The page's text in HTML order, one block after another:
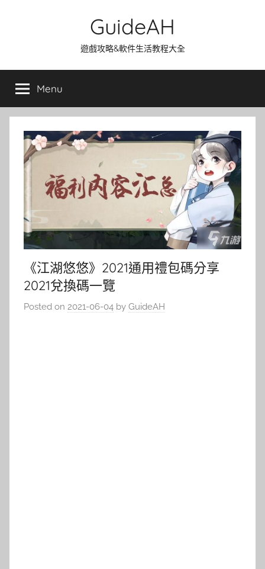
GuideAH
遊戲攻略&軟件生活教程大全
Menu
《江湖悠悠》2021通用禮包碼分享
2021兌換碼一覽
Posted on 2021-06-04 by GuideAH